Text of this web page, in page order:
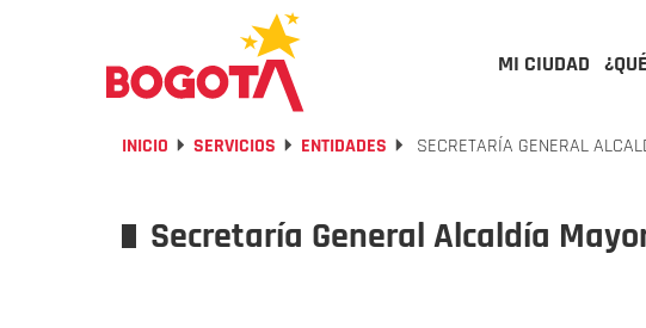
MI CIUDAD
INICIO SERVICIOS ENTIDADES SECRETARÍA GENERAL
Secretaría General Alcaldía